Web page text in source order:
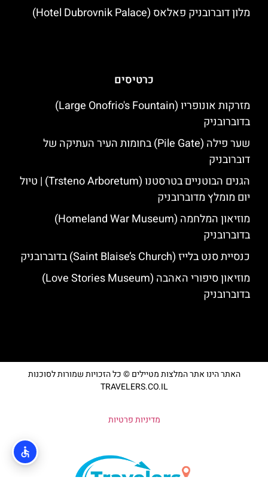
מלון דוברובניק פאלאס (Hotel Dubrovnik Palace)
כרטיסים
מזרקות אונופריו (Large Onofrio's Fountain)
בדוברובניק
שער פילה (Pile Gate) בחומות העיר העתיקה של
דוברובניק
הגנים הבוטניים בטרסטנו (Trsteno Arboretum) | טיול
יום מומלץ מדוברובניק
מוזיאון המלחמה (Homeland War Museum)
בדוברובניק
כנסיית סנט בלייז (Saint Blaise’s Church) בדוברובניק
מוזיאון סיפורי האהבה (Love Stories Museum)
בדוברובניק
האתר הינו אתר המלצות מטיילים © כל הזכויות שמורות לסוכנות
TRAVELERS.CO.IL
מדיניות פרטיות